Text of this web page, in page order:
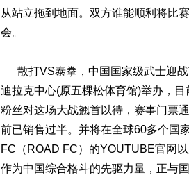
从站立拖到地面。双方谁能顺利将比
会。
散打VS泰拳，中国国家级武士迎战
迪拉克中心(原五棵松体育馆)举办，
粉丝对这场大战翘首以待，赛事门票
前已销售过半。并将在全球60多个国
FC（ROAD FC）的YOUTUBE官网
作为中国综合格斗的先驱力量，正与